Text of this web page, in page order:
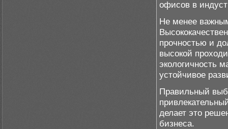
офисов в
Не менее
прочностью и
высокой
экологичность
устойчивое
Правильный
делает это
бизнеса.